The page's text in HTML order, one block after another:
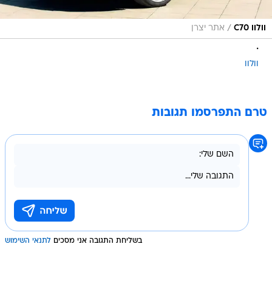
וולוו C70 / אתר יצרן
.
וולוו
טרם התפרסמו תגובות
בשליחת התגובה אני מסכים לתנאי השימוש